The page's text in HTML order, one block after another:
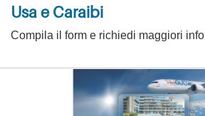
Usa e Caraibi
Compila il form e richiedi maggiori info